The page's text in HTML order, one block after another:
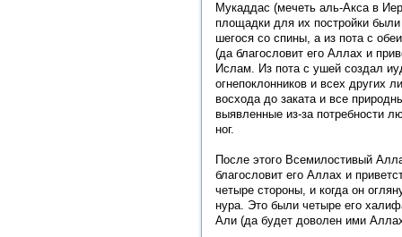
Мукаддас (мечеть аль-Акса в
площадки для их постройки
шегося со спины, а из пота с
(да благословит его Аллах и
Ислам. Из пота с ушей создал
огнепоклонников и всех других
восхода до заката и все
выявленные из-за потребности
ног.
После этого Всемилостивый
благословит его Аллах и
четыре стороны, и когда он
нура. Это были четыре его
Али (да будет доволен ими